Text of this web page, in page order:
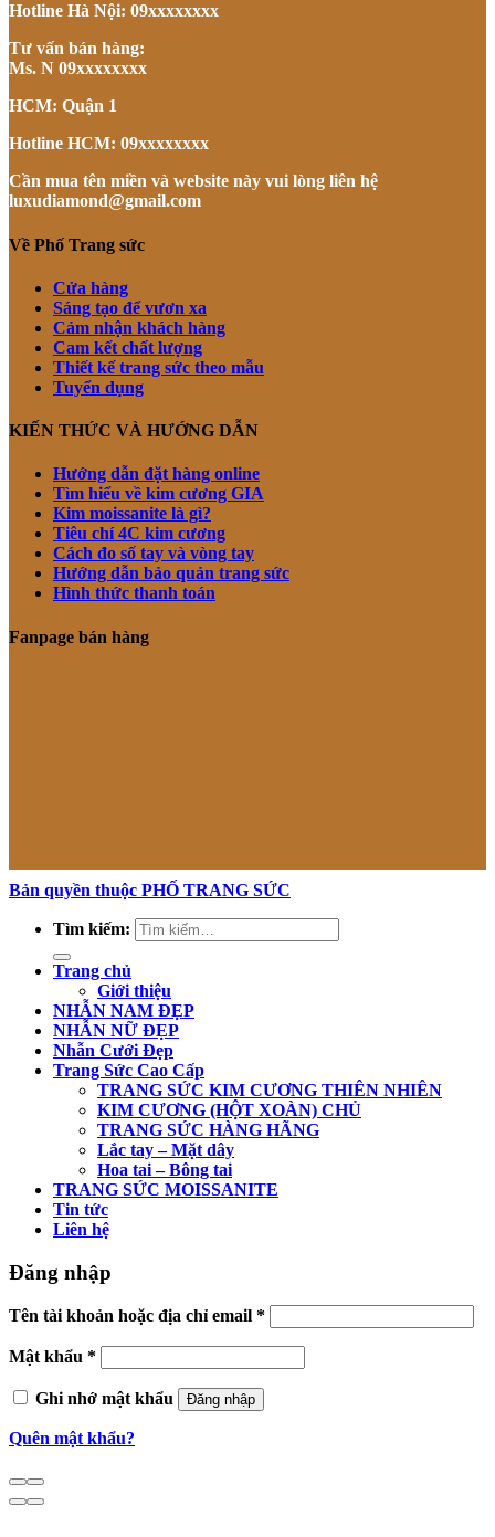
Hotline Hà Nội: 09xxxxxxxx
Tư vấn bán hàng:
Ms. N 09xxxxxxxx
HCM: Quận 1
Hotline HCM: 09xxxxxxxx
Cần mua tên miền và website này vui lòng liên hệ
luxudiamond@gmail.com
Về Phố Trang sức
Cửa hàng
Sáng tạo để vươn xa
Cảm nhận khách hàng
Cam kết chất lượng
Thiết kế trang sức theo mẫu
Tuyển dụng
KIẾN THỨC VÀ HƯỚNG DẪN
Hướng dẫn đặt hàng online
Tìm hiểu về kim cương GIA
Kim moissanite là gì?
Tiêu chí 4C kim cương
Cách đo số tay và vòng tay
Hướng dẫn bảo quản trang sức
Hình thức thanh toán
Fanpage bán hàng
Bản quyền thuộc PHỐ TRANG SỨC
Tìm kiếm:
Trang chủ
Giới thiệu
NHẪN NAM ĐẸP
NHẪN NỮ ĐẸP
Nhẫn Cưới Đẹp
Trang Sức Cao Cấp
TRANG SỨC KIM CƯƠNG THIÊN NHIÊN
KIM CƯƠNG (HỘT XOÀN) CHỦ
TRANG SỨC HÀNG HÃNG
Lắc tay – Mặt dây
Hoa tai – Bông tai
TRANG SỨC MOISSANITE
Tin tức
Liên hệ
Đăng nhập
Tên tài khoản hoặc địa chỉ email *
Mật khẩu *
Ghi nhớ mật khẩu Đăng nhập
Quên mật khẩu?